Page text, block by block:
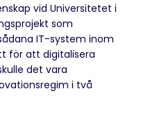
vid Universitetet i
som
IT-system inom
för att digitalisera
det vara
i två